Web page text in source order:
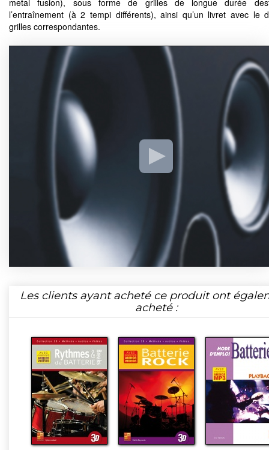
metal fusion), sous forme de grilles de longue durée
l’entraînement (à 2 tempi différents), ainsi qu’un livret avec le
grilles correspondantes.
Les clients ayant acheté ce produit ont
acheté :